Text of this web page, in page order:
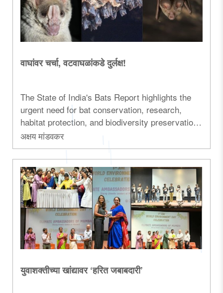
वाघांवर चर्चा, वटवाघळांकडे दुर्लक्ष!
The State of India's Bats Report highlights the
urgent need for bat conservation, research,
habitat protection, and biodiversity preservation
across India...
अक्षय मांडवकर
युवाशक्तीच्या खांद्यावर ‘हरित जबाबदारी’